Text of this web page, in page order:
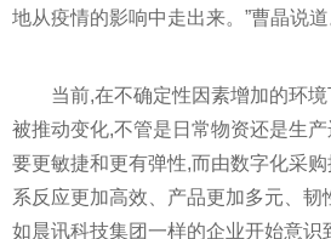
地从疫情的影响中走出来。”曹晶说道
当前,在不确定性因素增加的环
被推动变化,不管是日常物资还是生
要更敏捷和更有弹性,而由数字化采
系反应更加高效、产品更加多元、韧
如晨讯科技集团一样的企业开始意识